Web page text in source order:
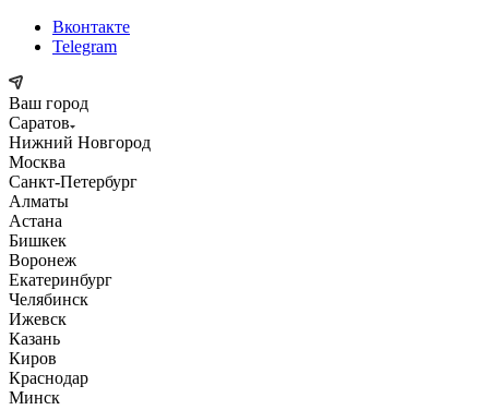
Вконтакте
Telegram
Ваш город
Саратов
Нижний Новгород
Москва
Санкт-Петербург
Алматы
Астана
Бишкек
Воронеж
Екатеринбург
Челябинск
Ижевск
Казань
Киров
Краснодар
Минск